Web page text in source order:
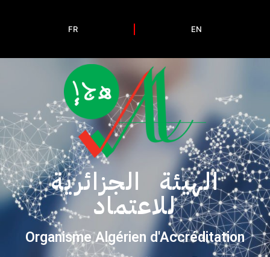
FR EN
الهيئة الجزائرية
للاعتماد
Organisme Algérien d'Accréditation